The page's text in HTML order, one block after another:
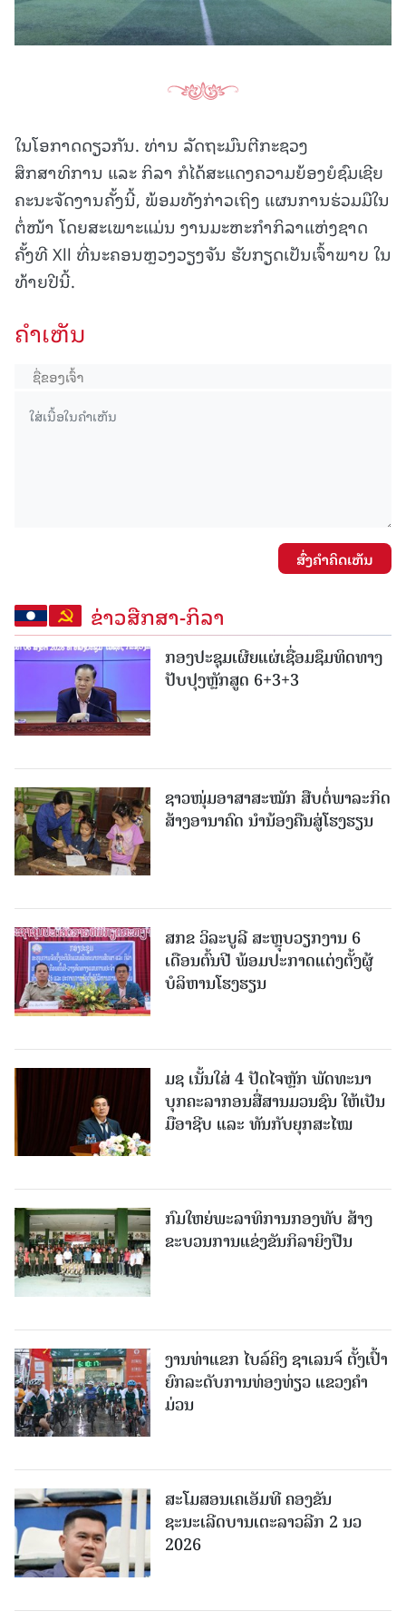
ໃນໂອກາດດຽວກັນ. ທ່ານ ລັດຖະມົນຕີກະຊວງ
ສຶກສາທິການ ແລະ ກິລາ ກໍໄດ້ສະແດງຄວາມຍ້ອງຍໍຊົມເຊີຍ
ຄະນະຈັດງານຄັ້ງນີ້, ພ້ອມທັງກ່າວເຖິງ ແຜນການຮ່ວມມືໃນ
ຕໍ່ໜ້າ ໂດຍສະເພາະແມ່ນ ງານມະຫະກຳກິລາແຫ່ງຊາດ
ຄັ້ງທີ Xll ທີ່ນະຄອນຫຼວງວຽງຈັນ ຮັບກຽດເປັນເຈົ້າພາບ ໃນ
ທ້າຍປີນີ້.
ຄໍາເຫັນ
ສົ່ງຄໍາຄິດເຫັນ
ຂ່າວສືກສາ-ກິລາ
ກອງປະຊຸມເຜີຍແຜ່ເຊື່ອມຊຶມທິດທາງ
ປັບປຸງຫຼັກສູດ 6+3+3
ຊາວໜຸ່ມອາສາສະໝັກ ສືບຕໍ່ພາລະກິດ
ສ້າງອານາຄົດ ນໍານ້ອງຄືນສູ່ໂຮງຮຽນ
ສກຂ ວິລະບູລີ ສະຫຼຸບວຽກງານ 6
ເດືອນຕົ້ນປີ ພ້ອມປະກາດແຕ່ງຕັ້ງຜູ້
ບໍລິຫານໂຮງຮຽນ
ມຊ ເນັ້ນໃສ່ 4 ປັດໄຈຫຼັກ ພັດທະນາ
ບຸກຄະລາກອນສື່ສານມວນຊົນ ໃຫ້ເປັນ
ມືອາຊີບ ແລະ ທັນກັບຍຸກສະໄໝ
ກົມໃຫຍ່ພະລາທິການກອງທັບ ສ້າງ
ຂະບວນການແຂ່ງຂັນກິລາຍິງປືນ
ງານທ່າແຂກ ໄບລ໌ຄິງ ຊາເລນຈ໌ ຕັ້ງເປົ້າ
ຍົກລະດັບການທ່ອງທ່ຽວ ແຂວງຄໍາ
ມ່ວນ
ສະໂມສອນເຄເອັມທີ ຄອງຂັນ
ຊະນະເລີດບານເຕະລາວລີກ 2 ນວ
2026